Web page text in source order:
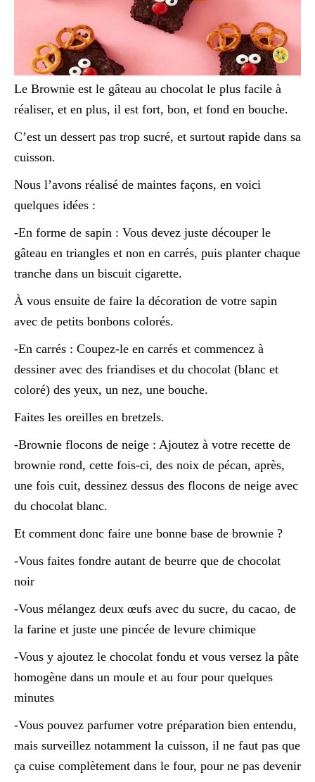
Le Brownie est le gâteau au chocolat le plus facile à
réaliser, et en plus, il est fort, bon, et fond en bouche.
C’est un dessert pas trop sucré, et surtout rapide dans sa
cuisson.
Nous l’avons réalisé de maintes façons, en voici
quelques idées :
-En forme de sapin : Vous devez juste découper le
gâteau en triangles et non en carrés, puis planter chaque
tranche dans un biscuit cigarette.
À vous ensuite de faire la décoration de votre sapin
avec de petits bonbons colorés.
-En carrés : Coupez-le en carrés et commencez à
dessiner avec des friandises et du chocolat (blanc et
coloré) des yeux, un nez, une bouche.
Faites les oreilles en bretzels.
-Brownie flocons de neige : Ajoutez à votre recette de
brownie rond, cette fois-ci, des noix de pécan, après,
une fois cuit, dessinez dessus des flocons de neige avec
du chocolat blanc.
Et comment donc faire une bonne base de brownie ?
-Vous faites fondre autant de beurre que de chocolat
noir
-Vous mélangez deux œufs avec du sucre, du cacao, de
la farine et juste une pincée de levure chimique
-Vous y ajoutez le chocolat fondu et vous versez la pâte
homogène dans un moule et au four pour quelques
minutes
-Vous pouvez parfumer votre préparation bien entendu,
mais surveillez notamment la cuisson, il ne faut pas que
ça cuise complètement dans le four, pour ne pas devenir